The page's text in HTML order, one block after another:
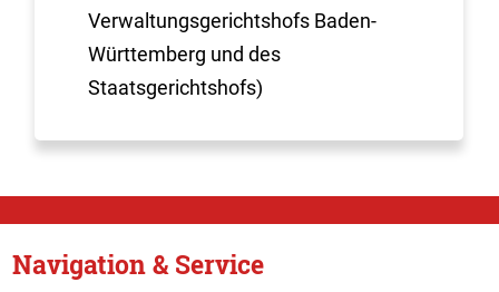
Verwaltungsgerichtshofs Baden-
Württemberg und des
Staatsgerichtshofs)
Navigation & Service